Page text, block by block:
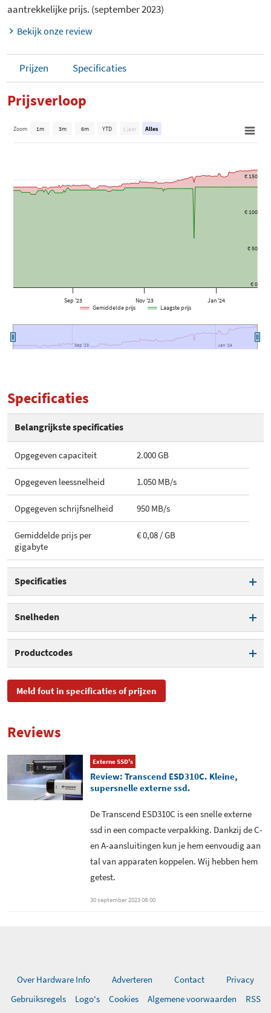
aantrekkelijke prijs. (september 2023)
Bekijk onze review
Prijzen Specificaties
Prijsverloop
Sep '23 Nov '23 Jan '24
Sep '23
Sep '23 Jan '24
Jan '24
€ 0
€ 50
€ 100
€ 150
Zoom 1m 3m 6m YTD 1 jaar Alles
Gemiddelde prijs Laagste prijs
Specificaties
Belangrijkste specificaties
Opgegeven capaciteit 2.000 GB
Opgegeven leessnelheid 1.050 MB/s
Opgegeven schrijfsnelheid 950 MB/s
Gemiddelde prijs per
gigabyte
€ 0,08 / GB
Specificaties
Snelheden
Opgegeven schrijfsnelheid 950 MB/s
Productcodes
SKU TS2TESD310C
Toegevoegd aan Hardware
Meld fout in specificaties of prijzen
Reviews
Externe SSD's
Review: Transcend ESD310C. Kleine,
supersnelle externe ssd.
De Transcend ESD310C is een snelle externe
ssd in een compacte verpakking. Dankzij de C-
en A-aansluitingen kun je hem eenvoudig aan
tal van apparaten koppelen. Wij hebben hem
getest.
30 september 2023 08:00
Over Hardware Info Adverteren Contact
Privacy
Gebruiksregels
Logo's Cookies Algemene voorwaarden
RSS